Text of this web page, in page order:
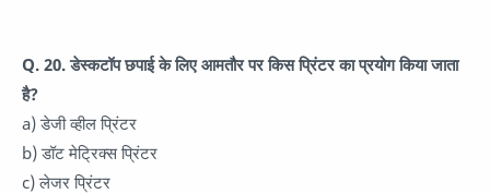
Q. 20. डेस्कटॉप छपाई के लिए आमतौर पर किस प्रिंटर का प्रयोग किया जाता
है?
a) डेजी व्हील प्रिंटर
b) डॉट मेट्रिक्स प्रिंटर
c) लेजर प्रिंटर